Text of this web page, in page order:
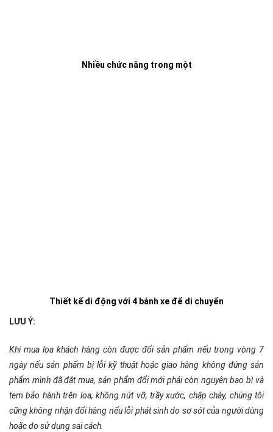
Nhiều chức năng trong một
Thiết kế di động với 4 bánh xe để di chuyển
LƯU Ý:
Khi mua loa khách hàng còn được đổi sản phẩm nếu trong vòng 7
ngày nếu sản phẩm bị lỗi kỹ thuật hoặc giao hàng không đúng sản
phẩm mình đã đặt mua, sản phẩm đổi mới phải còn nguyên bao bì và
tem bảo hành trên loa, không nứt vỡ, trầy xước, chập cháy, chúng tôi
cũng không nhận đổi hàng nếu lỗi phát sinh do sơ sót của người dùng
hoặc do sử dụng sai cách.